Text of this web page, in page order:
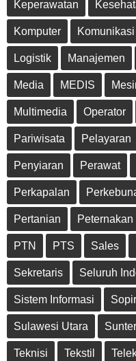
Keperawatan
Komputer Komunikasi
Logistik Manajemen
Media MEDIS
Multimedia Operator
Pariwisata Pelayaran
Penyiaran Perawat
Perkapalan
Pertanian Peternakan
PTN PTS Sales
Sekretaris Seluruh
Sistem Informasi Sopir
Sulawesi Utara Sunter
Teknisi Tekstil